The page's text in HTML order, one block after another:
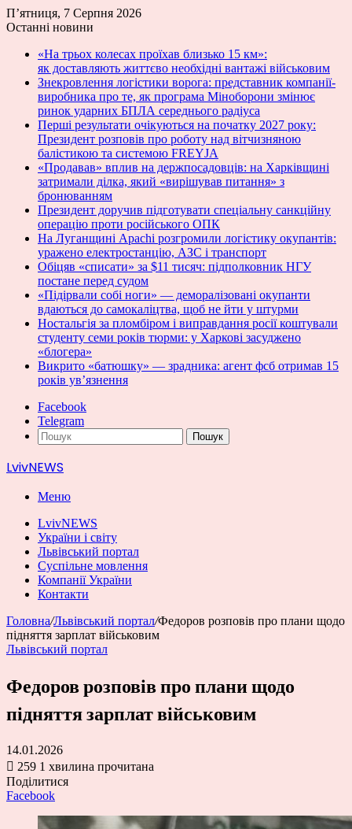
П’ятниця, 7 Серпня 2026
Останні новини
«На трьох колесах проїхав близько 15 км»:
як доставляють життєво необхідні вантажі військовим
Знекровлення логістики ворога: представник компанії-
виробника про те, як програма Міноборони змінює
ринок ударних БПЛА середнього радіуса
Перші результати очікуються на початку 2027 року:
Президент розповів про роботу над вітчизняною
балістикою та системою FREYJA
«Продавав» вплив на держпосадовців: на Харківщині
затримали ділка, який «вирішував питання» з
бронюванням
Президент доручив підготувати спеціальну санкційну
операцію проти російського ОПК
На Луганщині Apachi розгромили логістику окупантів:
уражено електростанцію, АЗС і транспорт
Обіцяв «списати» за $11 тисяч: підполковник НГУ
постане перед судом
«Підірвали собі ноги» — деморалізовані окупанти
вдаються до самокаліцтва, щоб не йти у штурми
Ностальгія за пломбіром і виправдання росії коштували
студенту семи років тюрми: у Харкові засуджено
«блогера»
Викрито «батюшку» — зрадника: агент фсб отримав 15
років ув’язнення
Facebook
Telegram
Пошук
LvivNEWS
Меню
LvivNEWS
України і світу
Львівський портал
Суспільне мовлення
Компанії України
Контакти
Головна/Львівський портал/Федоров розповів про плани щодо
підняття зарплат військовим
Львівський портал
Федоров розповів про плани щодо
підняття зарплат військовим
14.01.2026
259 1 хвилина прочитана
Поділитися
Facebook